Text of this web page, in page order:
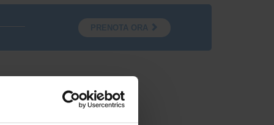
PRENOTA ORA 